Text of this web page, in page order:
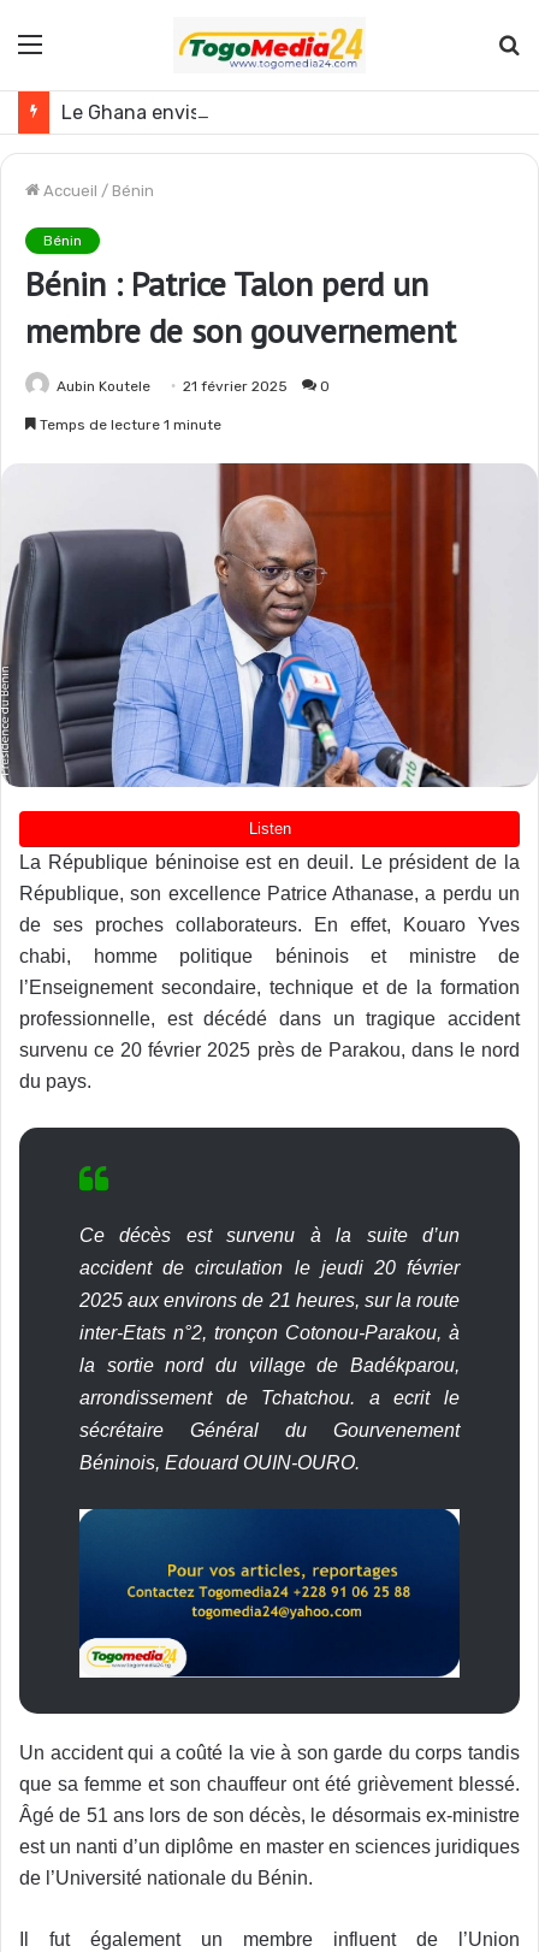
Menu
Le Ghana envisage des réformes politiques
Accueil / Bénin
Bénin
Bénin : Patrice Talon perd un
membre de son gouvernement
Aubin Koutele 21 février 2025 0
Temps de lecture 1 minute
La République béninoise est en deuil. Le président de la
République, son excellence Patrice Athanase, a perdu un
de ses proches collaborateurs. En effet, Kouaro Yves
chabi, homme politique béninois et ministre de
l’Enseignement secondaire, technique et de la formation
professionnelle, est décédé dans un tragique accident
survenu ce 20 février 2025 près de Parakou, dans le nord
du pays.
Ce décès est survenu à la suite d’un
accident de circulation le jeudi 20 février
2025 aux environs de 21 heures, sur la route
inter-Etats n°2, tronçon Cotonou-Parakou, à
la sortie nord du village de Badékparou,
arrondissement de Tchatchou. a ecrit le
sécrétaire Général du Gourvenement
Béninois, Edouard OUIN-OURO.
Un accident qui a coûté la vie à son garde du corps tandis
que sa femme et son chauffeur ont été grièvement blessé.
Âgé de 51 ans lors de son décès, le désormais ex-ministre
est un nanti d’un diplôme en master en sciences juridiques
de l’Université nationale du Bénin.
Il fut également un membre influent de l’Union